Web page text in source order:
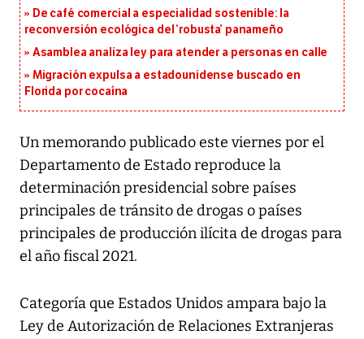
De café comercial a especialidad sostenible: la
reconversión ecológica del ‘robusta’ panameño
Asamblea analiza ley para atender a personas en calle
Migración expulsa a estadounidense buscado en
Florida por cocaína
Un memorando publicado este viernes por el
Departamento de Estado reproduce la
determinación presidencial sobre países
principales de tránsito de drogas o países
principales de producción ilícita de drogas para
el año fiscal 2021.
Categoría que Estados Unidos ampara bajo la
Ley de Autorización de Relaciones Extranjeras